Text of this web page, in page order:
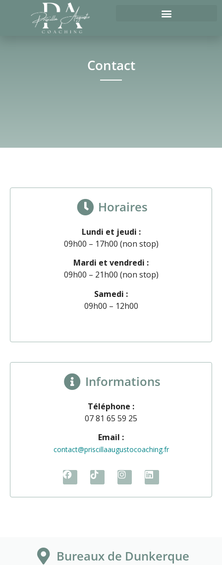
Contact
Horaires
Lundi et jeudi :
09h00 – 17h00 (non stop)
Mardi et vendredi :
09h00 – 21h00 (non stop)
Samedi :
09h00 – 12h00
Informations
Téléphone :
07 81 65 59 25
Email :
contact@priscillaaugustocoaching.fr
Bureaux de Dunkerque